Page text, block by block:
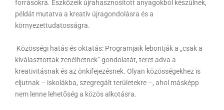
forrásokra. Eszközeik újrahasznosított anyagokból készülnek,
példát mutatva a kreatív újragondolásra és a
környezettudatosságra.
Közösségi hatás és oktatás: Programjaik lebontják a „csak a
kiválasztottak zenélhetnek” gondolatát, teret adva a
kreativitásnak és az önkifejezésnek. Olyan közösségekhez is
eljutnak – iskolákba, szegregált területekre –, ahol másképp
nem lenne lehetőség a közös alkotásra.